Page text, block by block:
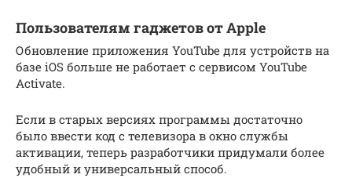
Пользователям гаджетов от Apple
Обновление приложения YouTube для устройств на
базе iOS больше не работает с сервисом YouTube
Activate.
Если в старых версиях программы достаточно
было ввести код с телевизора в окно службы
активации, теперь разработчики придумали более
удобный и универсальный способ.